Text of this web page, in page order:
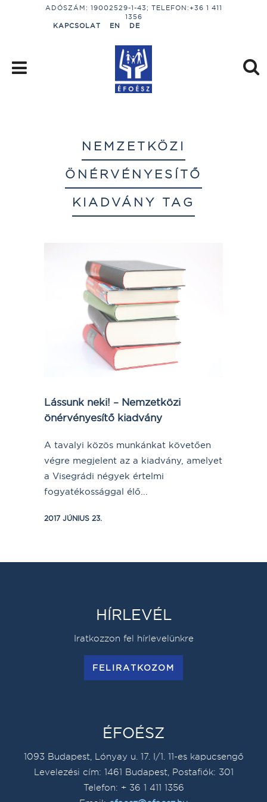
ADÓSZÁM: 19002529-1-43; TELEFON:+36 1 411
1356
KAPCSOLAT
EN DE
NEMZETKÖZI
ÖNÉRVÉNYESÍTŐ
KIADVÁNY TAG
Lássunk neki! – Nemzetközi
önérvényesítő kiadvány
A tavalyi közös munkánkat követően
végre megjelent az a kiadvány, amelyet
a Visegrádi négyek értelmi
fogyatékossággal élő...
2017 JÚNIUS 23.
HÍRLEVÉL
Iratkozzon fel hírlevelünkre
FELIRATKOZOM
ÉFOÉSZ
1093 Budapest, Lónyay u. 17. I/1. 11-es kapucsengő
Levelezési cím: 1461 Budapest, Postafiók: 301
Telefon: + 36 1 411 1356